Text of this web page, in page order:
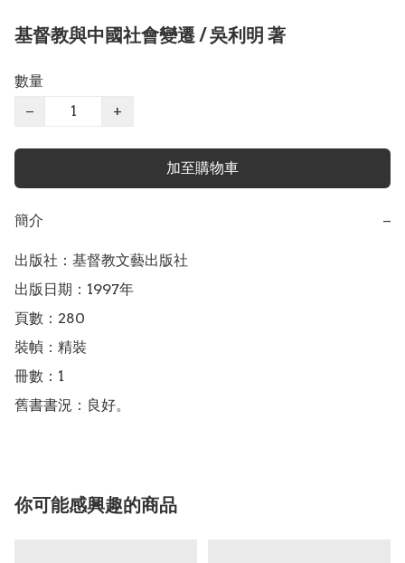
基督教與中國社會變遷 / 吳利明 著
數量
−
+
加至購物車
簡介 −
出版社：基督教文藝出版社
出版日期：1997年
頁數：280
裝幀：精裝
冊數：1
舊書書況：良好。
你可能感興趣的商品